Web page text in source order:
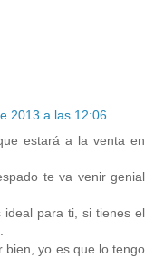
2013 a las 12:06
estará a la venta en
te va venir genial
ideal para ti, si tienes el
bien, yo es que lo tengo